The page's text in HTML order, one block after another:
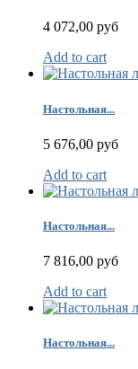
4 072,00 руб
Add to cart
Настольная...
5 676,00 руб
Add to cart
Настольная...
7 816,00 руб
Add to cart
Настольная...